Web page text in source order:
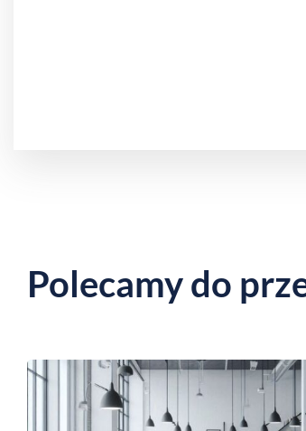
Polecamy do